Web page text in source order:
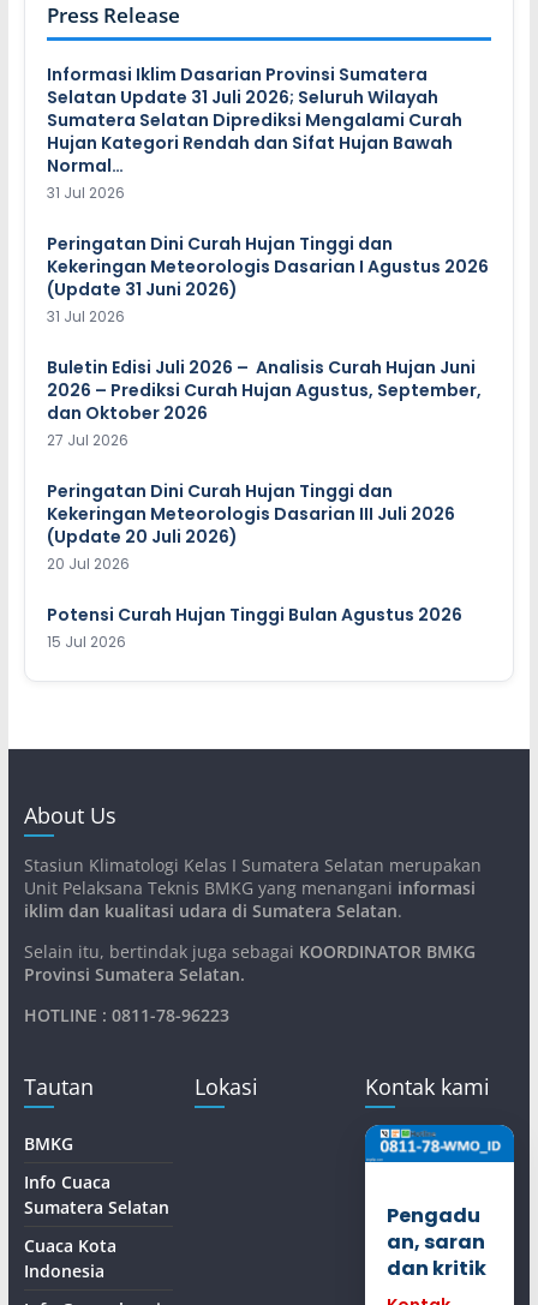
Press Release
Informasi Iklim Dasarian Provinsi Sumatera
Selatan Update 31 Juli 2026; Seluruh Wilayah
Sumatera Selatan Diprediksi Mengalami Curah
Hujan Kategori Rendah dan Sifat Hujan Bawah
Normal…
31 Jul 2026
Peringatan Dini Curah Hujan Tinggi dan
Kekeringan Meteorologis Dasarian I Agustus 2026
(Update 31 Juni 2026)
31 Jul 2026
Buletin Edisi Juli 2026 – Analisis Curah Hujan Juni
2026 – Prediksi Curah Hujan Agustus, September,
dan Oktober 2026
27 Jul 2026
Peringatan Dini Curah Hujan Tinggi dan
Kekeringan Meteorologis Dasarian III Juli 2026
(Update 20 Juli 2026)
20 Jul 2026
Potensi Curah Hujan Tinggi Bulan Agustus 2026
15 Jul 2026
About Us
Stasiun Klimatologi Kelas I Sumatera Selatan merupakan
Unit Pelaksana Teknis BMKG yang menangani informasi
iklim dan kualitasi udara di Sumatera Selatan.
Selain itu, bertindak juga sebagai KOORDINATOR BMKG
Provinsi Sumatera Selatan.
HOTLINE : 0811-78-96223
Tautan
BMKG
Info Cuaca
Sumatera Selatan
Cuaca Kota
Indonesia
Lokasi Kontak kami
Pengadu
an, saran
dan kritik